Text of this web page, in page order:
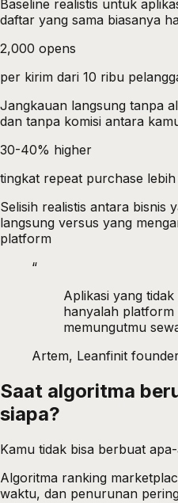
Baseline realistis untuk
daftar yang sama biasanya
2,000 opens
per kirim dari 10 ribu
Jangkauan langsung tanpa
dan tanpa komisi antara
30-40% higher
tingkat repeat purchase lebih
Selisih realistis antara bisnis
langsung versus yang
platform
“
Aplikasi yang
hanyalah platform
memungutmu
Artem, Leanfinit
Saat algoritma
siapa?
Kamu tidak bisa berbuat
Algoritma ranking
waktu, dan penurunan